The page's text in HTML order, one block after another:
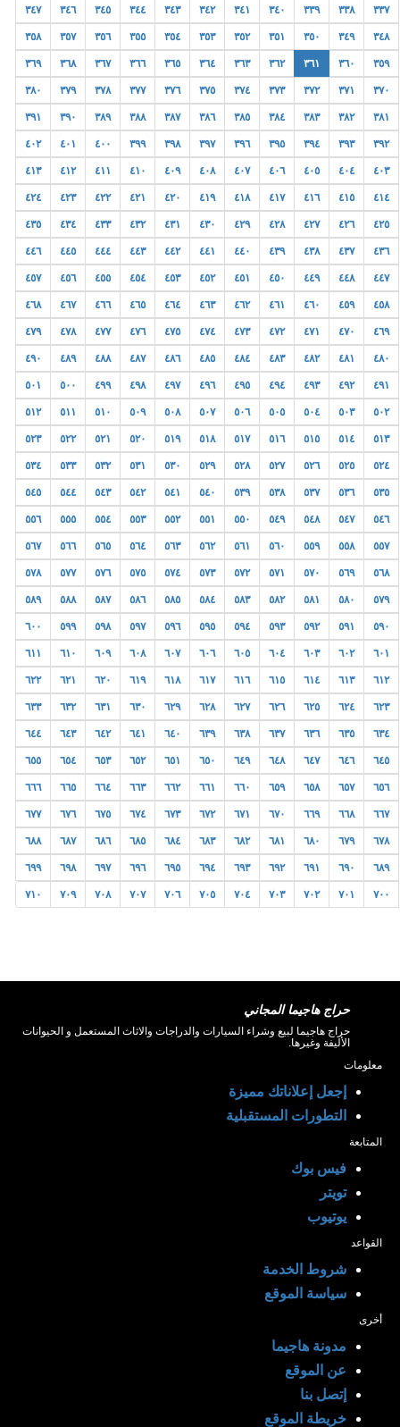
٣٣٧ ٣٣٨ ٣٣٩ ٣٤٠ ٣٤١ ٣٤٢ ٣٤٣ ٣٤٤ ٣٤٥ ٣٤٦ ٣٤٧
٣٤٨ ٣٤٩ ٣٥٠ ٣٥١ ٣٥٢ ٣٥٣ ٣٥٤ ٣٥٥ ٣٥٦ ٣٥٧ ٣٥٨
٣٥٩ ٣٦٠ ٣٦١ ٣٦٢ ٣٦٣ ٣٦٤ ٣٦٥ ٣٦٦ ٣٦٧ ٣٦٨ ٣٦٩
٣٧٠ ٣٧١ ٣٧٢ ٣٧٣ ٣٧٤ ٣٧٥ ٣٧٦ ٣٧٧ ٣٧٨ ٣٧٩ ٣٨٠
٣٨١ ٣٨٢ ٣٨٣ ٣٨٤ ٣٨٥ ٣٨٦ ٣٨٧ ٣٨٨ ٣٨٩ ٣٩٠ ٣٩١
٣٩٢ ٣٩٣ ٣٩٤ ٣٩٥ ٣٩٦ ٣٩٧ ٣٩٨ ٣٩٩ ٤٠٠ ٤٠١ ٤٠٢
٤٠٣ ٤٠٤ ٤٠٥ ٤٠٦ ٤٠٧ ٤٠٨ ٤٠٩ ٤١٠ ٤١١ ٤١٢ ٤١٣
٤١٤ ٤١٥ ٤١٦ ٤١٧ ٤١٨ ٤١٩ ٤٢٠ ٤٢١ ٤٢٢ ٤٢٣ ٤٢٤
٤٢٥ ٤٢٦ ٤٢٧ ٤٢٨ ٤٢٩ ٤٣٠ ٤٣١ ٤٣٢ ٤٣٣ ٤٣٤ ٤٣٥
٤٣٦ ٤٣٧ ٤٣٨ ٤٣٩ ٤٤٠ ٤٤١ ٤٤٢ ٤٤٣ ٤٤٤ ٤٤٥ ٤٤٦
٤٤٧ ٤٤٨ ٤٤٩ ٤٥٠ ٤٥١ ٤٥٢ ٤٥٣ ٤٥٤ ٤٥٥ ٤٥٦ ٤٥٧
٤٥٨ ٤٥٩ ٤٦٠ ٤٦١ ٤٦٢ ٤٦٣ ٤٦٤ ٤٦٥ ٤٦٦ ٤٦٧ ٤٦٨
٤٦٩ ٤٧٠ ٤٧١ ٤٧٢ ٤٧٣ ٤٧٤ ٤٧٥ ٤٧٦ ٤٧٧ ٤٧٨ ٤٧٩
٤٨٠ ٤٨١ ٤٨٢ ٤٨٣ ٤٨٤ ٤٨٥ ٤٨٦ ٤٨٧ ٤٨٨ ٤٨٩ ٤٩٠
٤٩١ ٤٩٢ ٤٩٣ ٤٩٤ ٤٩٥ ٤٩٦ ٤٩٧ ٤٩٨ ٤٩٩ ٥٠٠ ٥٠١
٥٠٢ ٥٠٣ ٥٠٤ ٥٠٥ ٥٠٦ ٥٠٧ ٥٠٨ ٥٠٩ ٥١٠ ٥١١ ٥١٢
٥١٣ ٥١٤ ٥١٥ ٥١٦ ٥١٧ ٥١٨ ٥١٩ ٥٢٠ ٥٢١ ٥٢٢ ٥٢٣
٥٢٤ ٥٢٥ ٥٢٦ ٥٢٧ ٥٢٨ ٥٢٩ ٥٣٠ ٥٣١ ٥٣٢ ٥٣٣ ٥٣٤
٥٣٥ ٥٣٦ ٥٣٧ ٥٣٨ ٥٣٩ ٥٤٠ ٥٤١ ٥٤٢ ٥٤٣ ٥٤٤ ٥٤٥
٥٤٦ ٥٤٧ ٥٤٨ ٥٤٩ ٥٥٠ ٥٥١ ٥٥٢ ٥٥٣ ٥٥٤ ٥٥٥ ٥٥٦
٥٥٧ ٥٥٨ ٥٥٩ ٥٦٠ ٥٦١ ٥٦٢ ٥٦٣ ٥٦٤ ٥٦٥ ٥٦٦ ٥٦٧
٥٦٨ ٥٦٩ ٥٧٠ ٥٧١ ٥٧٢ ٥٧٣ ٥٧٤ ٥٧٥ ٥٧٦ ٥٧٧ ٥٧٨
٥٧٩ ٥٨٠ ٥٨١ ٥٨٢ ٥٨٣ ٥٨٤ ٥٨٥ ٥٨٦ ٥٨٧ ٥٨٨ ٥٨٩
٥٩٠ ٥٩١ ٥٩٢ ٥٩٣ ٥٩٤ ٥٩٥ ٥٩٦ ٥٩٧ ٥٩٨ ٥٩٩ ٦٠٠
٦٠١ ٦٠٢ ٦٠٣ ٦٠٤ ٦٠٥ ٦٠٦ ٦٠٧ ٦٠٨ ٦٠٩ ٦١٠ ٦١١
٦١٢ ٦١٣ ٦١٤ ٦١٥ ٦١٦ ٦١٧ ٦١٨ ٦١٩ ٦٢٠ ٦٢١ ٦٢٢
٦٢٣ ٦٢٤ ٦٢٥ ٦٢٦ ٦٢٧ ٦٢٨ ٦٢٩ ٦٣٠ ٦٣١ ٦٣٢ ٦٣٣
٦٣٤ ٦٣٥ ٦٣٦ ٦٣٧ ٦٣٨ ٦٣٩ ٦٤٠ ٦٤١ ٦٤٢ ٦٤٣ ٦٤٤
٦٤٥ ٦٤٦ ٦٤٧ ٦٤٨ ٦٤٩ ٦٥٠ ٦٥١ ٦٥٢ ٦٥٣ ٦٥٤ ٦٥٥
٦٥٦ ٦٥٧ ٦٥٨ ٦٥٩ ٦٦٠ ٦٦١ ٦٦٢ ٦٦٣ ٦٦٤ ٦٦٥ ٦٦٦
٦٦٧ ٦٦٨ ٦٦٩ ٦٧٠ ٦٧١ ٦٧٢ ٦٧٣ ٦٧٤ ٦٧٥ ٦٧٦ ٦٧٧
٦٧٨ ٦٧٩ ٦٨٠ ٦٨١ ٦٨٢ ٦٨٣ ٦٨٤ ٦٨٥ ٦٨٦ ٦٨٧ ٦٨٨
٦٨٩ ٦٩٠ ٦٩١ ٦٩٢ ٦٩٣ ٦٩٤ ٦٩٥ ٦٩٦ ٦٩٧ ٦٩٨ ٦٩٩
٧٠٠ ٧٠١ ٧٠٢ ٧٠٣ ٧٠٤ ٧٠٥ ٧٠٦ ٧٠٧ ٧٠٨ ٧٠٩ ٧١٠
حراج هاجيما المجاني
حراج هاجيما لبيع وشراء السيارات والدراجات والاثاث المستعمل و الحيوانات
الأليفة وغيرها.
معلومات
إجعل إعلاناتك مميزة
التطورات المستقبلية
المتابعة
فيس بوك
تويتر
يوتيوب
القواعد
شروط الخدمة
سياسة الموقع
أخرى
مدونة هاجيما
عن الموقع
إتصل بنا
خريطة الموقع